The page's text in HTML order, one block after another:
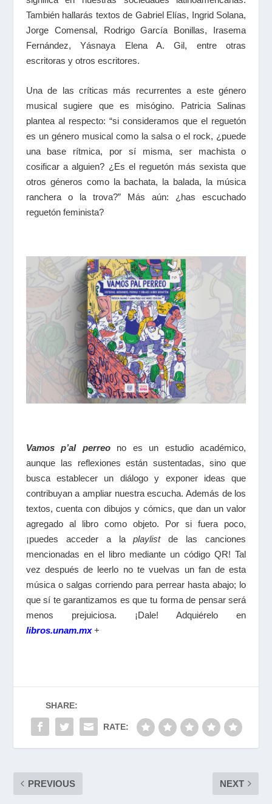
También hallarás textos de Gabriel Elías, Ingrid Solana,
Jorge Comensal, Rodrigo García Bonillas, Irasema
Fernández, Yásnaya Elena A. Gil, entre otras
escritoras y otros escritores.
Una de las críticas más recurrentes a este género
musical sugiere que es misógino. Patricia Salinas
plantea al respecto: “si consideramos que el reguetón
es un género musical como la salsa o el rock, ¿puede
una base rítmica, por sí misma, ser machista o
cosificar a alguien? ¿Es el reguetón más sexista que
otros géneros como la bachata, la balada, la música
ranchera o la trova?” Más aún: ¿has escuchado
reguetón feminista?
Vamos p’al perreono es un estudio académico,
aunque las reflexiones están sustentadas, sino que
busca establecer un diálogo y exponer ideas que
contribuyan a ampliar nuestra escucha. Además de los
textos, cuenta con dibujos y cómics, que dan un valor
agregado al libro como objeto. Por si fuera poco,
¡puedes acceder a laplaylistde las canciones
mencionadas en el libro mediante un código QR! Tal
vez después de leerlo no te vuelvas un fan de esta
música o salgas corriendo para perrear hasta abajo; lo
que sí te garantizamos es que tu forma de pensar será
menos prejuiciosa. ¡Dale! Adquiérelo en
libros.unam.mx+
SHARE:
RATE:
PREVIOUS NEXT